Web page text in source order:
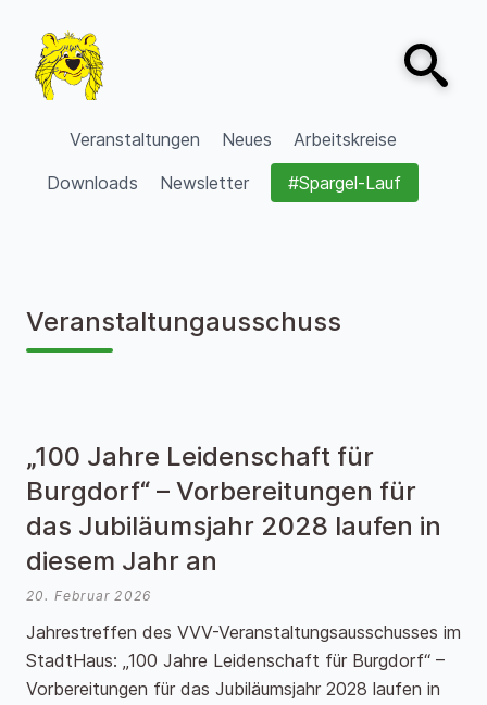
VVV Burgdorf
Veranstaltungen Neues
Arbeitskreise
Downloads
Newsletter #Spargel-Lauf
Open
Veranstaltungausschuss
„100 Jahre Leidenschaft für
Burgdorf“ – Vorbereitungen für
das Jubiläumsjahr 2028 laufen in
diesem Jahr an
20. Februar 2026
Jahrestreffen des VVV-Veranstaltungsausschusses im
StadtHaus: „100 Jahre Leidenschaft für Burgdorf“ –
Vorbereitungen für das Jubiläumsjahr 2028 laufen in